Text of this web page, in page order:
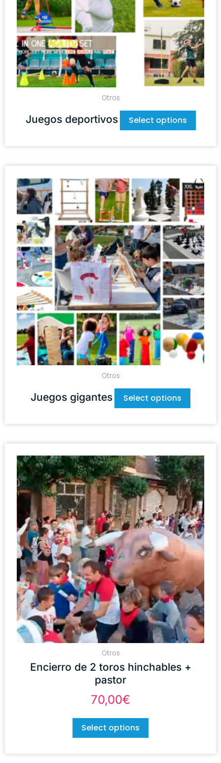
Otros
Juegos deportivos Select options
Otros
Juegos gigantes Select options
Otros
Encierro de 2 toros hinchables +
pastor
70,00€
Select options